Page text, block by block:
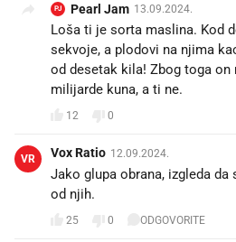
PJ Pearl Jam 13.09.2024.
Loša ti je sorta maslina. Kod
sekvoje, a plodovi na njima
od desetak kila! Zbog toga on
milijarde kuna, a ti ne.
12 0
VR Vox Ratio 12.09.2024.
Jako glupa obrana, izgleda
od njih.
25 0 ODGOVORITE